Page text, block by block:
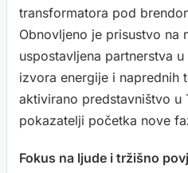
transformatora pod
Obnovljeno je prisustvo na
uspostavljena partnerstva
izvora energije i naprednih
aktivirano predstavništvo u
pokazatelji početka nove
Fokus na ljude i tržišno